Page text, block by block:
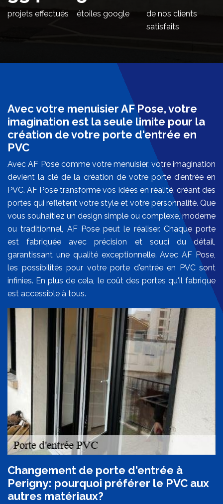
projets effectués étoiles google
de nos clients
satisfaits
Avec votre menuisier AF Pose, votre
imagination est la seule limite pour la
création de votre porte d'entrée en
PVC
Avec AF Pose comme votre menuisier, votre imagination
devient la clé de la création de votre porte d'entrée en
PVC. AF Pose transforme vos idées en réalité, créant des
portes qui reflètent votre style et votre personnalité. Que
vous souhaitiez un design simple ou complexe, moderne
ou traditionnel, AF Pose peut le réaliser. Chaque porte
est fabriquée avec précision et souci du détail,
garantissant une qualité exceptionnelle. Avec AF Pose,
les possibilités pour votre porte d'entrée en PVC sont
infinies. En plus de cela, le coût des portes qu'il fabrique
est accessible à tous.
Changement de porte d'entrée à
Perigny: pourquoi préférer le PVC aux
autres matériaux?